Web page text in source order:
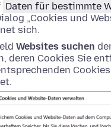
Daten für bestimmte
„Cookies und
sich.
Websites suchen
deren Cookies Sie